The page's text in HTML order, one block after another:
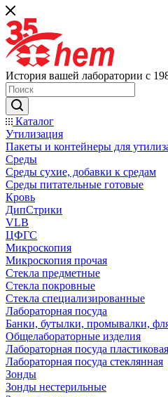
История вашей лаборатории с
Каталог
Утилизация
Пакеты и контейнеры для
Среды
Среды сухие, добавки к средам
Среды питательные готовые
Кровь
ДипСтрики
VLB
ЦФГС
Микроскопия
Микроскопия прочая
Стекла предметные
Стекла покровные
Стекла специализированные
Лабораторная посуда
Банки, бутылки, промывалки,
Общелабораторные изделия
Лабораторная посуда пластиковая
Лабораторная посуда стеклянная
Зонды
Зонды нестерильные